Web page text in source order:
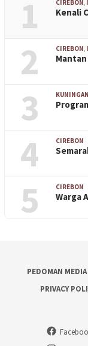
1 CIREBON
Kenali
2 CIREBON
3 KUNINGAN
4 CIREBON
5 CIREBON
Warga
PEDOMAN
PRIVACY